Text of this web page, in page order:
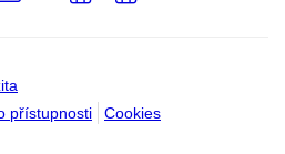
přístupnosti Cookies